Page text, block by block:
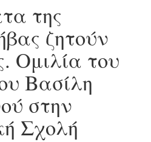
της
ζητούν
Ομιλία του
Βασίλη
στην
Σχολή